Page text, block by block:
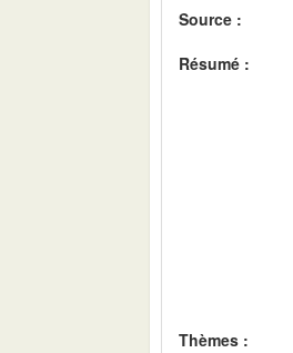
Source :
Résumé :
Thèmes :